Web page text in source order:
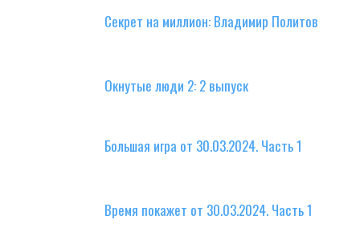
Секрет на миллион: Владимир Политов
Окнутые люди 2: 2 выпуск
Большая игра от 30.03.2024. Часть 1
Время покажет от 30.03.2024. Часть 1